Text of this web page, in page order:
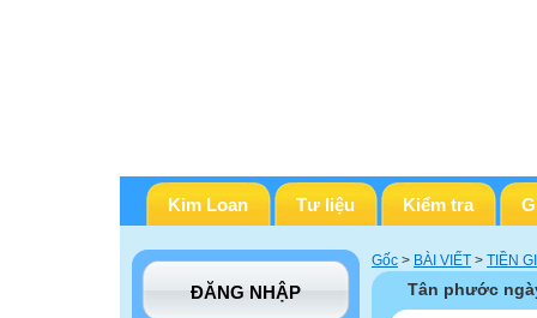
Kim Loan Tư liệu Kiểm tra
ĐĂNG NHẬP
Gốc > BÀI VIẾT > TIỀN
Tân phước